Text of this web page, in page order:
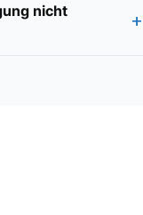
nicht
+